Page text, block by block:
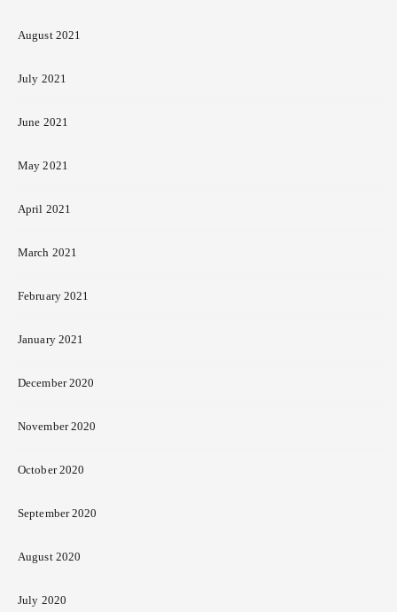
August 2021
July 2021
June 2021
May 2021
April 2021
March 2021
February 2021
January 2021
December 2020
November 2020
October 2020
September 2020
August 2020
July 2020